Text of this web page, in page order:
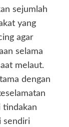
sejumlah
yang
agar
selama
melaut.
dengan
tindakan
sendiri